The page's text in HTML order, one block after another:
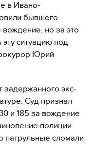
в Ивано-
бывшего
но за это
эту ситуацию под
Юрий
задержанного экс-
Суд признал
и 185 за вождение
полиции.
патрульные сломали